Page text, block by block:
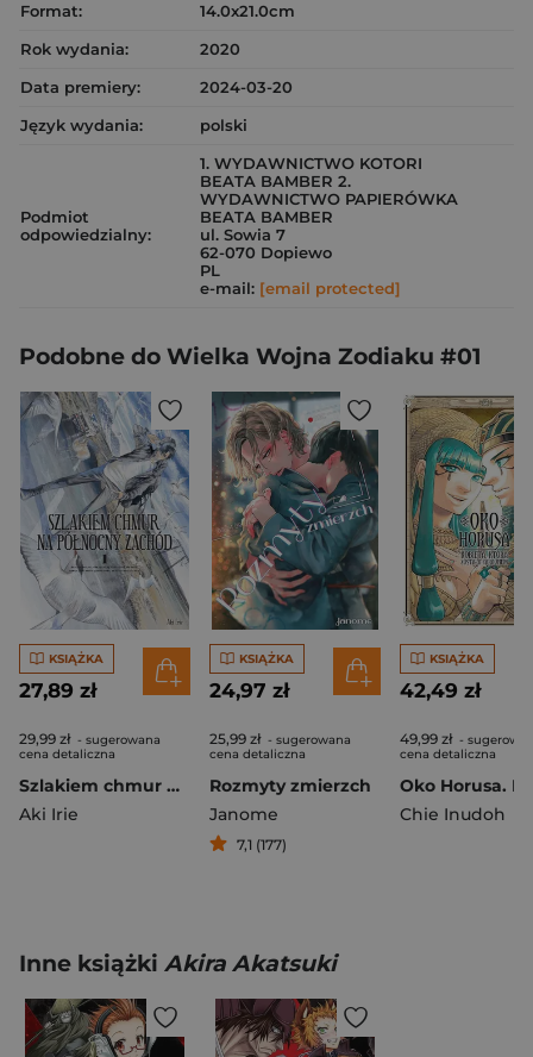
Format:
14.0x21.0cm
Rok wydania:
2020
Data premiery:
2024-03-20
Język wydania:
polski
Podmiot
odpowiedzialny:
1. WYDAWNICTWO KOTORI
BEATA BAMBER 2.
WYDAWNICTWO PAPIERÓWKA
BEATA BAMBER
ul. Sowia 7
62-070 Dopiewo
PL
e-mail: [email protected]
Podobne do Wielka Wojna Zodiaku #01
KSIĄŻKA
27,89 zł
29,99 zł - sugerowana
cena detaliczna
Szlakiem chmur na północny zachód. Tom 1
Aki Irie
KSIĄŻKA
24,97 zł
25,99 zł - sugerowana
cena detaliczna
Rozmyty zmierzch
Janome
7,1 (177)
KSIĄŻKA
42,49 zł
49,99 zł -
cena detaliczna
Chie Inudoh
Inne książki Akira Akatsuki